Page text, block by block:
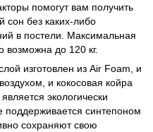
помогут вам получить
без каких-либо
в постели. Максимальная
возможна до 120 кг.
изготовлен из Air Foam, и
и кокосовая койра
экологически
поддерживается синтепоном
сохраняют свою